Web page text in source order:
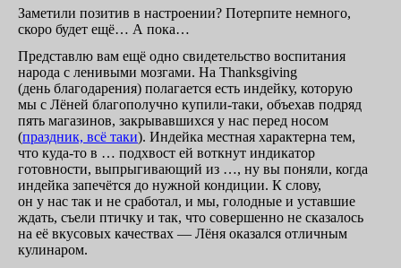
Заметили позитив в настроении? Потерпите немного,
скоро будет ещё… А пока…
Представлю вам ещё одно свидетельство воспитания
народа с ленивыми мозгами. На Thanksgiving
(день благодарения) полагается есть индейку, которую
мы с Лёней благополучно купили-таки, объехав подряд
пять магазинов, закрывавшихся у нас перед носом
(праздник, всё таки). Индейка местная характерна тем,
что куда-то в … подхвост ей воткнут индикатор
готовности, выпрыгивающий из …, ну вы поняли, когда
индейка запечётся до нужной кондиции. К слову,
он у нас так и не сработал, и мы, голодные и уставшие
ждать, съели птичку и так, что совершенно не сказалось
на её вкусовых качествах — Лёня оказался отличным
кулинаром.